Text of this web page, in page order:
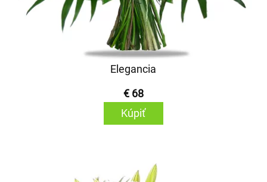
Elegancia
€ 68
Kúpiť